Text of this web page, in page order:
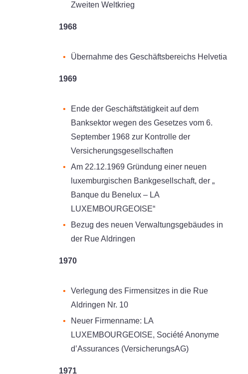
Zweiten Weltkrieg
1968
Übernahme des Geschäftsbereichs Helvetia
1969
Ende der Geschäftstätigkeit auf dem
Banksektor wegen des Gesetzes vom 6.
September 1968 zur Kontrolle der
Versicherungsgesellschaften
Am 22.12.1969 Gründung einer neuen
luxemburgischen Bankgesellschaft, der „
Banque du Benelux – LA
LUXEMBOURGEOISE“
Bezug des neuen Verwaltungsgebäudes in
der Rue Aldringen
1970
Verlegung des Firmensitzes in die Rue
Aldringen Nr. 10
Neuer Firmenname: LA
LUXEMBOURGEOISE, Société Anonyme
d’Assurances (VersicherungsAG)
1971